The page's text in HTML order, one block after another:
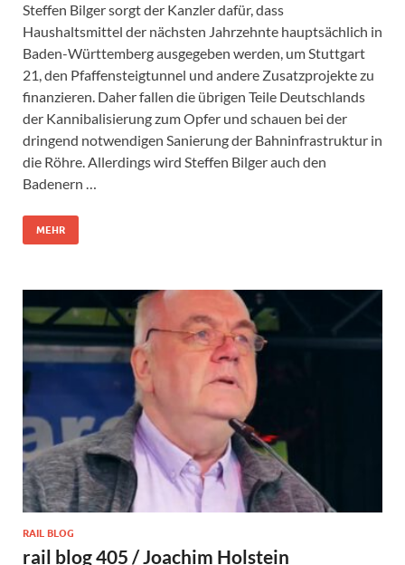
Steffen Bilger sorgt der Kanzler dafür, dass
Haushaltsmittel der nächsten Jahrzehnte hauptsächlich in
Baden-Württemberg ausgegeben werden, um Stuttgart
21, den Pfaffensteigtunnel und andere Zusatzprojekte zu
finanzieren. Daher fallen die übrigen Teile Deutschlands
der Kannibalisierung zum Opfer und schauen bei der
dringend notwendigen Sanierung der Bahninfrastruktur in
die Röhre. Allerdings wird Steffen Bilger auch den
Badenern …
MEHR
RAIL BLOG
rail blog 405 / Joachim Holstein